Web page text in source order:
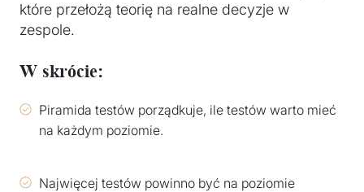
które przełożą teorię na realne decyzje w
zespole.
W skrócie:
Piramida testów porządkuje, ile testów warto mieć
na każdym poziomie.
Najwięcej testów powinno być na poziomie